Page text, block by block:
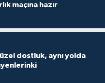
maçına hazır
dostluk, aynı yolda